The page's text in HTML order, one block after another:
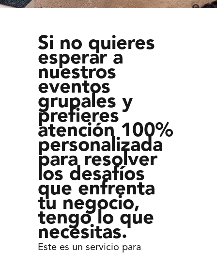
Si no quieres
esperar a
nuestros
eventos
grupales y
prefieres
atención 100%
personalizada
para resolver
los desafíos
que enfrenta
tu negocio,
tengo lo que
necesitas.
Este es un servicio para